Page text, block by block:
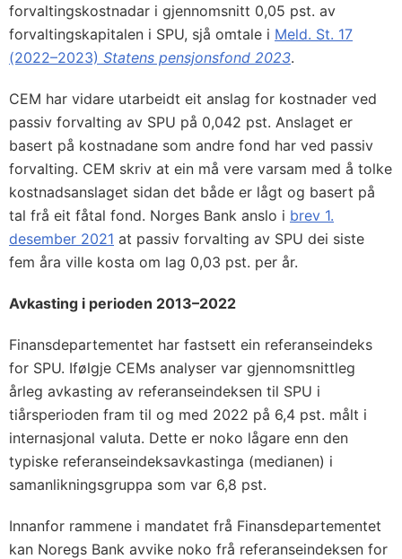
forvaltingskostnadar i gjennomsnitt 0,05 pst. av
forvaltingskapitalen i SPU, sjå omtale i Meld. St. 17
(2022–2023) Statens pensjonsfond 2023.
CEM har vidare utarbeidt eit anslag for kostnader ved
passiv forvalting av SPU på 0,042 pst. Anslaget er
basert på kostnadane som andre fond har ved passiv
forvalting. CEM skriv at ein må vere varsam med å tolke
kostnadsanslaget sidan det både er lågt og basert på
tal frå eit fåtal fond. Norges Bank anslo i brev 1.
desember 2021 at passiv forvalting av SPU dei siste
fem åra ville kosta om lag 0,03 pst. per år.
Avkasting i perioden 2013–2022
Finansdepartementet har fastsett ein referanseindeks
for SPU. Ifølgje CEMs analyser var gjennomsnittleg
årleg avkasting av referanseindeksen til SPU i
tiårsperioden fram til og med 2022 på 6,4 pst. målt i
internasjonal valuta. Dette er noko lågare enn den
typiske referanseindeksavkastinga (medianen) i
samanlikningsgruppa som var 6,8 pst.
Innanfor rammene i mandatet frå Finansdepartementet
kan Noregs Bank avvike noko frå referanseindeksen for